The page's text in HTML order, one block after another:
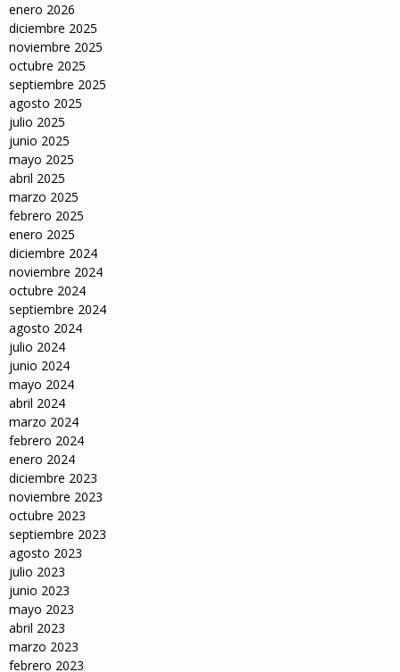
enero 2026
diciembre 2025
noviembre 2025
octubre 2025
septiembre 2025
agosto 2025
julio 2025
junio 2025
mayo 2025
abril 2025
marzo 2025
febrero 2025
enero 2025
diciembre 2024
noviembre 2024
octubre 2024
septiembre 2024
agosto 2024
julio 2024
junio 2024
mayo 2024
abril 2024
marzo 2024
febrero 2024
enero 2024
diciembre 2023
noviembre 2023
octubre 2023
septiembre 2023
agosto 2023
julio 2023
junio 2023
mayo 2023
abril 2023
marzo 2023
febrero 2023